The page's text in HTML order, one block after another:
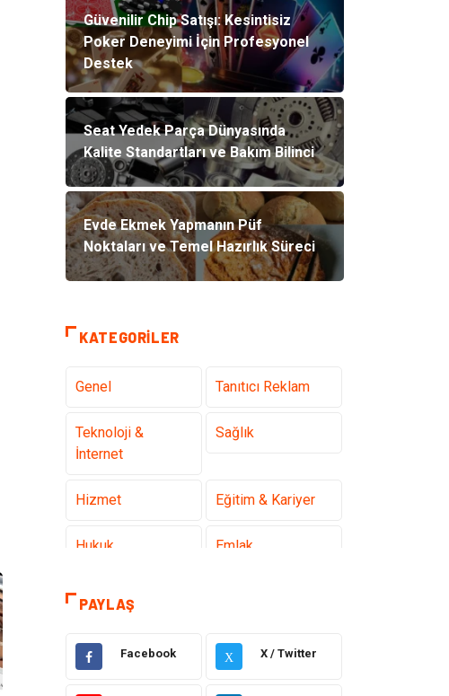
Güvenilir Chip Satışı: Kesintisiz
Poker Deneyimi İçin Profesyonel
Destek
Seat Yedek Parça Dünyasında
Kalite Standartları ve Bakım Bilinci
Evde Ekmek Yapmanın Püf
Noktaları ve Temel Hazırlık Süreci
KATEGORILER
Genel Tanıtıcı Reklam
Teknoloji &
İnternet
Sağlık
Hizmet Eğitim & Kariyer
Hukuk Emlak
Otomotiv
PAYLAŞ
Facebook X X / Twitter